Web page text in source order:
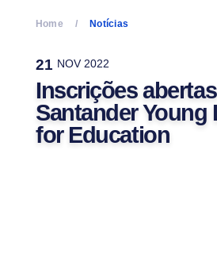
Home Notícias
21 NOV 2022
Inscrições
Santander Young
for Education